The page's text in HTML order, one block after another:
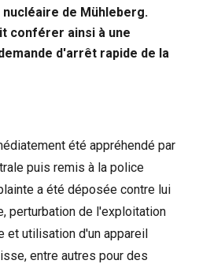
de Mühleberg.
conférer ainsi à une
d'arrêt rapide de la
été appréhendé par
puis remis à la police
a été déposée contre lui
perturbation de l'exploitation
et utilisation d'un appareil
entre autres pour des